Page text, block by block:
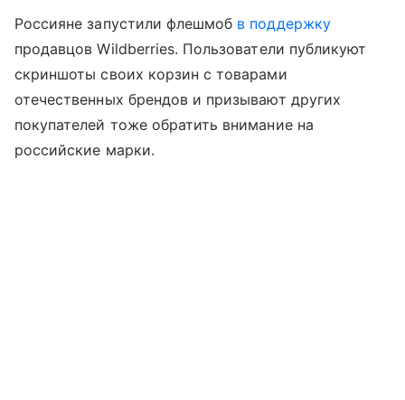
Россияне запустили флешмоб в поддержку
продавцов Wildberries. Пользователи публикуют
скриншоты своих корзин с товарами
отечественных брендов и призывают других
покупателей тоже обратить внимание на
российские марки.